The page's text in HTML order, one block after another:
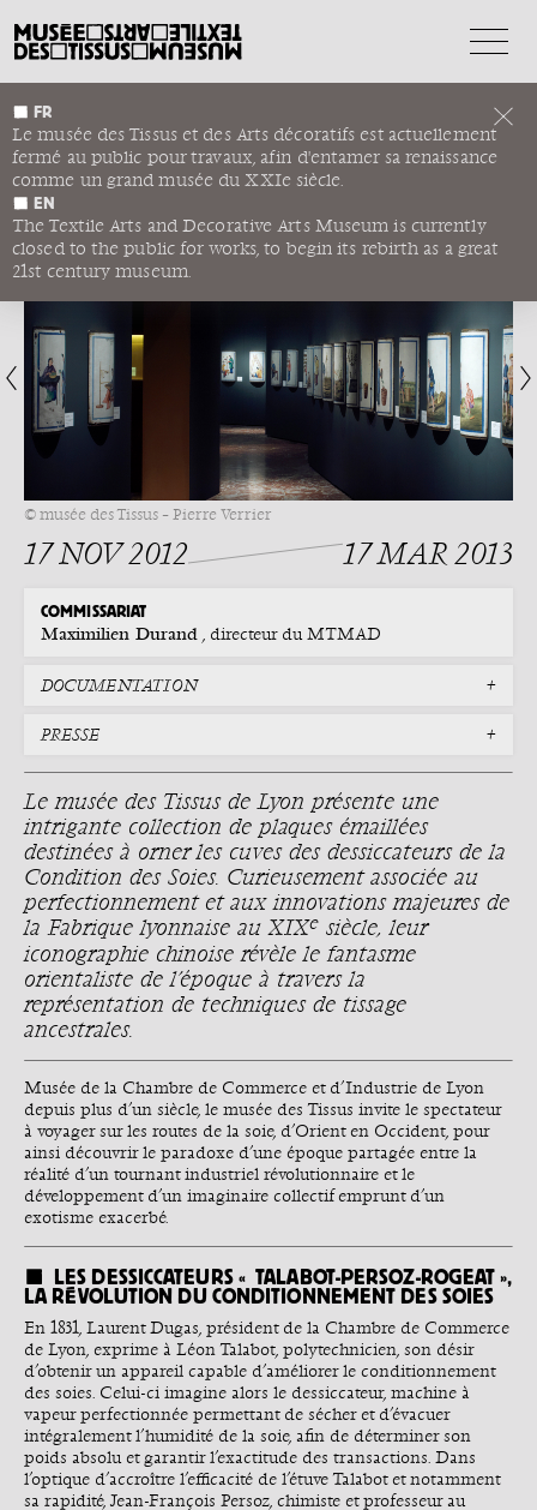
FR
Le musée des Tissus et des Arts décoratifs est actuellement
fermé au public pour travaux, afin d'entamer sa renaissance
comme un grand musée du XXIe siècle.
EN
The Textile Arts and Decorative Arts Museum is currently
closed to the public for works, to begin its rebirth as a great
21st century museum.
LYON ET DRAGONS
DESSICCATEURS DE LA
CONDITION DES SOIES
1/12
© musée des Tissus – Pierre Verrier
17 NOV 2012 17 MAR 2013
COMMISSARIAT
Maximilien Durand , directeur du MTMAD
DOCUMENTATION
PRESSE
Le musée des Tissus de Lyon présente une
intrigante collection de plaques émaillées
destinées à orner les cuves des dessiccateurs de la
Condition des Soies. Curieusement associée au
perfectionnement et aux innovations majeures de
la Fabrique lyonnaise au XIXe siècle, leur
iconographie chinoise révèle le fantasme
orientaliste de l’époque à travers la
représentation de techniques de tissage
ancestrales.
Musée de la Chambre de Commerce et d’Industrie de Lyon
depuis plus d’un siècle, le musée des Tissus invite le spectateur
à voyager sur les routes de la soie, d’Orient en Occident, pour
ainsi découvrir le paradoxe d’une époque partagée entre la
réalité d’un tournant industriel révolutionnaire et le
développement d’un imaginaire collectif emprunt d’un
exotisme exacerbé.
LES DESSICCATEURS « TALABOT-PERSOZ-ROGEAT »,
LA RÉVOLUTION DU CONDITIONNEMENT DES SOIES
En 1831, Laurent Dugas, président de la Chambre de Commerce
de Lyon, exprime à Léon Talabot, polytechnicien, son désir
d’obtenir un appareil capable d’améliorer le conditionnement
des soies. Celui-ci imagine alors le dessiccateur, machine à
vapeur perfectionnée permettant de sécher et d’évacuer
intégralement l’humidité de la soie, afin de déterminer son
poids absolu et garantir l’exactitude des transactions. Dans
l’optique d’accroître l’efficacité de l’étuve Talabot et notamment
sa rapidité, Jean-François Persoz, chimiste et professeur au